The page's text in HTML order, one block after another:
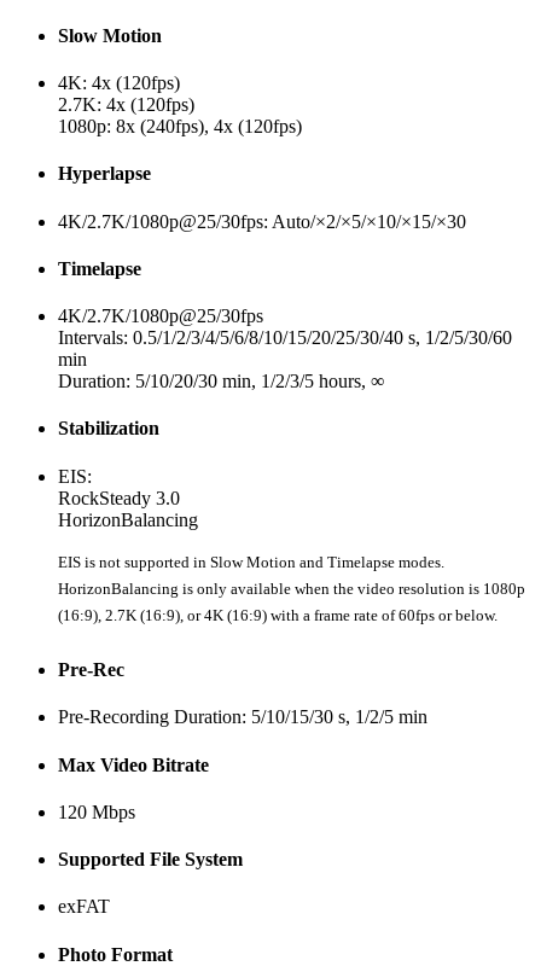
Slow Motion
4K: 4x (120fps)
2.7K: 4x (120fps)
1080p: 8x (240fps), 4x (120fps)
Hyperlapse
4K/2.7K/1080p@25/30fps: Auto/×2/×5/×10/×15/×30
Timelapse
4K/2.7K/1080p@25/30fps
Intervals: 0.5/1/2/3/4/5/6/8/10/15/20/25/30/40 s, 1/2/5/30/60
min
Duration: 5/10/20/30 min, 1/2/3/5 hours, ∞
Stabilization
EIS:
RockSteady 3.0
HorizonBalancing
EIS is not supported in Slow Motion and Timelapse modes.
HorizonBalancing is only available when the video resolution is 1080p
(16:9), 2.7K (16:9), or 4K (16:9) with a frame rate of 60fps or below.
Pre-Rec
Pre-Recording Duration: 5/10/15/30 s, 1/2/5 min
Max Video Bitrate
120 Mbps
Supported File System
exFAT
Photo Format